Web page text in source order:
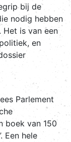
bij de
nodig hebben
Het is van een
en
Parlement
boek van 150
Een hele